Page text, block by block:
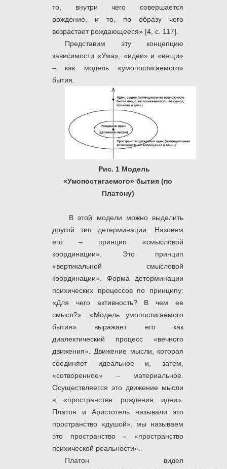
то, внутри чего совершается
рождение, и то, по образу чего
возрастает рождающееся» [4, с. 117].
Представим эту концепцию
зависимости «Ума», «идеи» и «вещи»
– как модель «умопостигаемого»
бытия.
Рис. 1 Модель
«Умопостигаемого» бытия (по
Платону)
В этой модели можно выделить
другой тип детерминации. Назовем
его – принцип «смысловой
координации». Это принцип
«вертикальной смысловой
координации». Форма детерминации
психических процессов по принципу:
«Для чего активность? В чем ее
смысл?». «Модель умопостигаемого
бытия» выражает его как
диалектический процесс «вечного
движения». Движение мысли, которая
соединяет идеальное и, затем,
«сотворенное» – материальное.
Осуществляется это движение мысли
в «пространстве рождения идеи».
Платон и Аристотель называли это
пространство «душой», мы называем
это пространство
–«пространство
психической реальности».
Платон видел